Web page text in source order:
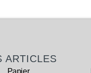
ARTICLES
Papier